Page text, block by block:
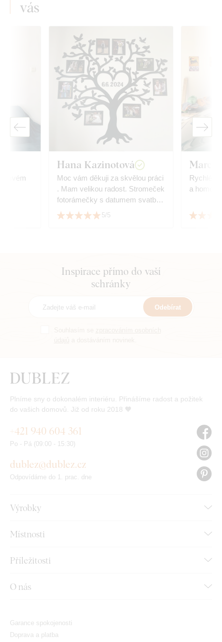
vás
svém
Hana Kazinotová
Moc vám děkuji za skvělou práci
. Mam velikou radost. Stromeček
fotorámečky s datumem svatby
dokonale sedí. ☺️👏👏👏👏👏👏
👏
5/5
Marco
Rychlé
a
Inspirace přímo do vaší
schránky
Odebírat
Plníme sny o dokonalém interiéru. Přinášíme radost a požitek
do vašich domovů. Již od roku 2018 🧡
Výrobky
Místnosti
Příležitosti
O nás
+421 940 604 361
Po - Pá (09:00 - 15:30)
dublez@dublez.cz
Odpovídáme do 1. prac. dne
Garance spokojenosti
Doprava a platba